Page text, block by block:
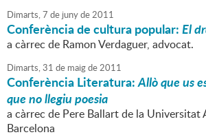
Dimarts,7 de junyde2011
Conferència de cultura popular:El
a càrrec de Ramon Verdaguer, advocat.
Dimarts,31 de maigde2011
Conferència Literatura:Allò que us
que no llegiu poesia
a càrrec de Pere Ballart de la Universitat
Barcelona